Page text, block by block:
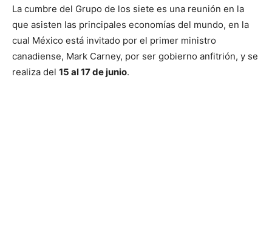
La cumbre del Grupo de los siete es una reunión en la
que asisten las principales economías del mundo, en la
cual México está invitado por el primer ministro
canadiense, Mark Carney, por ser gobierno anfitrión, y se
realiza del 15 al 17 de junio.